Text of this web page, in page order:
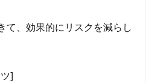
て、効果的にリスクを減らし
]